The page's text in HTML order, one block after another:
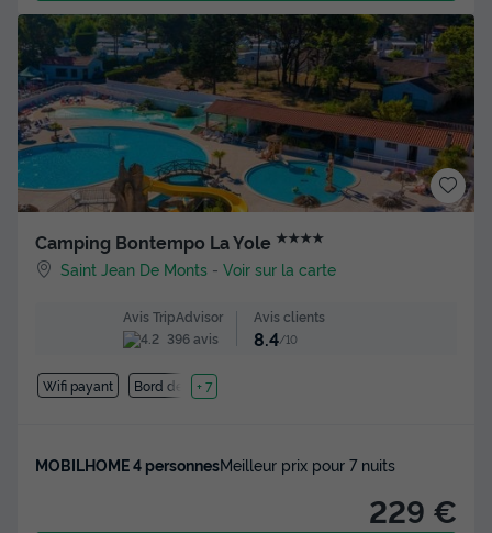
Camping Bontempo La Yole ★★★★
Saint Jean De Monts -Voir sur la carte
Avis TripAdvisor
396 avis
Avis clients
8.4/10
Wifi payant Bord de mer
+ 7
MOBILHOME 4 personnesMeilleur prix pour 7 nuits
229 €